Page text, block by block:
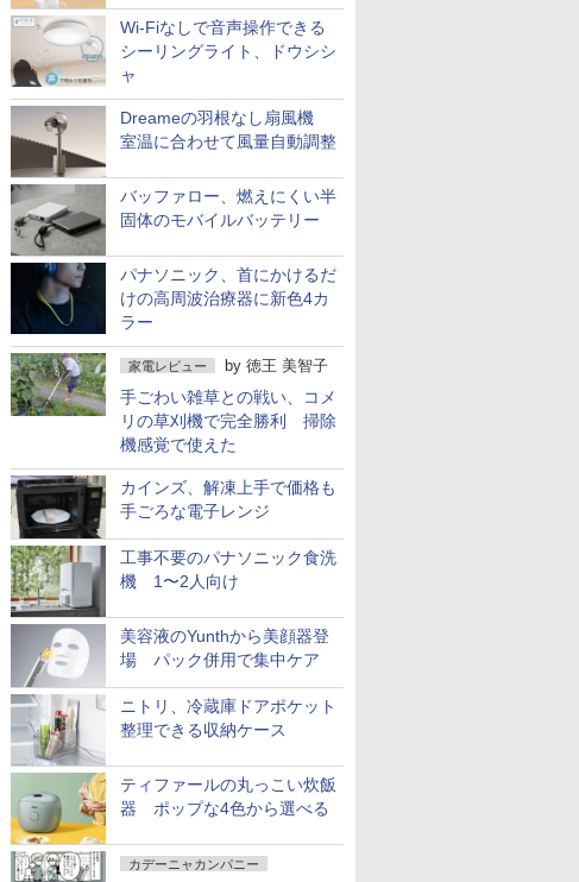
Wi-Fiなしで音声操作できる
シーリングライト、ドウシシ
ャ
Dreameの羽根なし扇風機
室温に合わせて風量自動調整
バッファロー、燃えにくい半
固体のモバイルバッテリー
パナソニック、首にかけるだ
けの高周波治療器に新色4カ
ラー
家電レビュー by 徳王 美智子
手ごわい雑草との戦い、コメ
リの草刈機で完全勝利 掃除
機感覚で使えた
カインズ、解凍上手で価格も
手ごろな電子レンジ
工事不要のパナソニック食洗
機 1〜2人向け
美容液のYunthから美顔器登
場 パック併用で集中ケア
ニトリ、冷蔵庫ドアポケット
整理できる収納ケース
ティファールの丸っこい炊飯
器 ポップな4色から選べる
カデーニャカンパニー